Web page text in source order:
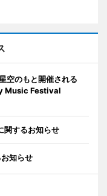
空のもと開催される
Music Festival
関するお知らせ
知らせ